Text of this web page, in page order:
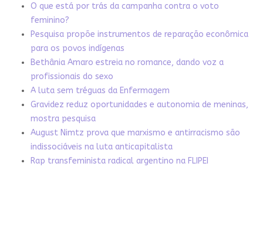
O que está por trás da campanha contra o voto
feminino?
Pesquisa propõe instrumentos de reparação econômica
para os povos indígenas
Bethânia Amaro estreia no romance, dando voz a
profissionais do sexo
A luta sem tréguas da Enfermagem
Gravidez reduz oportunidades e autonomia de meninas,
mostra pesquisa
August Nimtz prova que marxismo e antirracismo são
indissociáveis na luta anticapitalista
Rap transfeminista radical argentino na FLIPEI